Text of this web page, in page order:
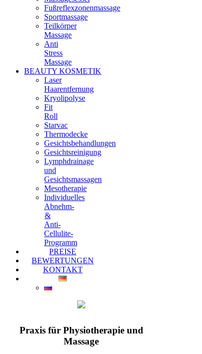
Fußreflexzonenmassage
Sportmassage
Teilkörper
Massage
Anti
Stress
Massage
BEAUTY KOSMETIK
Laser
Haarentfernung
Kryolipolyse
Fit
Roll
Starvac
Thermodecke
Gesichtsbehandlungen
Gesichtsreinigung
Lymphdrainage
und
Gesichtsmassagen
Mesotherapie
Individuelles
Abnehm-
&
Anti-
Cellulite-
Programm
PREISE
BEWERTUNGEN
KONTAKT
Praxis für Physiotherapie und
Massage